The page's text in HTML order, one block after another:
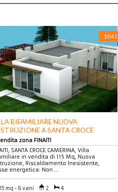
1041
BIFAMILIARE NUOVA
A SANTA CROCE
zona FINAITI
SANTA CROCE CAMERINA, Villa
in vendita di 115 Mq, Nuova
Riscaldamento Inesistente,
energetica: Non …
mq - 6 vani 2 4